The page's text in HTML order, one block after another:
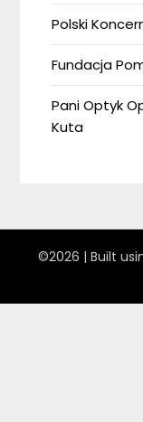
Polski
Fundacja
Pani Optyk
Kuta
©2026 | Built